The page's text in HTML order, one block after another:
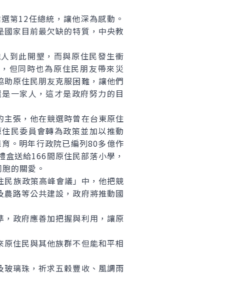
第12任總統，讓他深為感動。
家目前最欠缺的特質，中央教
到此開墾，而與原住民發生衝
但同時也為原住民朋友帶來災
原住民朋友克服困難，讓他們
一家人，這才是政府努力的目
張，他在競選時曾在台東原住
民委員會轉為政策並加以推動
。明年行政院已編列80多億作
送給166間原住民部落小學，
的關愛。
族政策高峰會議」中，他把競
路等公共建設，政府將推動國
政府應善加把握與利用，讓原
住民與其他族群不但能和平相
璃珠，祈求五穀豐收、風調雨